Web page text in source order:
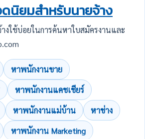
นิยมสำหรับนายจ้าง
งใช้บ่อยในการค้นหาใบสมัครงานและ
หาพนักงานขาย
หาพนักงานแคชเชียร์
หาพนักงานแม่บ้าน
หาช่าง
หาพนักงาน Marketing